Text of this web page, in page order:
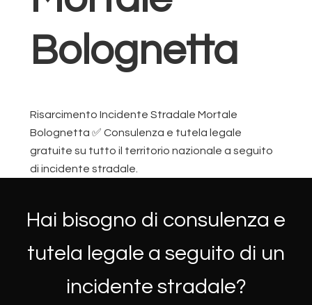
Bolognetta
Risarcimento Incidente Stradale Mortale
Bolognetta ✅ Consulenza e tutela legale
gratuite su tutto il territorio nazionale a seguito
di incidente stradale.
Hai bisogno di consulenza e
tutela legale a seguito di un
incidente stradale?